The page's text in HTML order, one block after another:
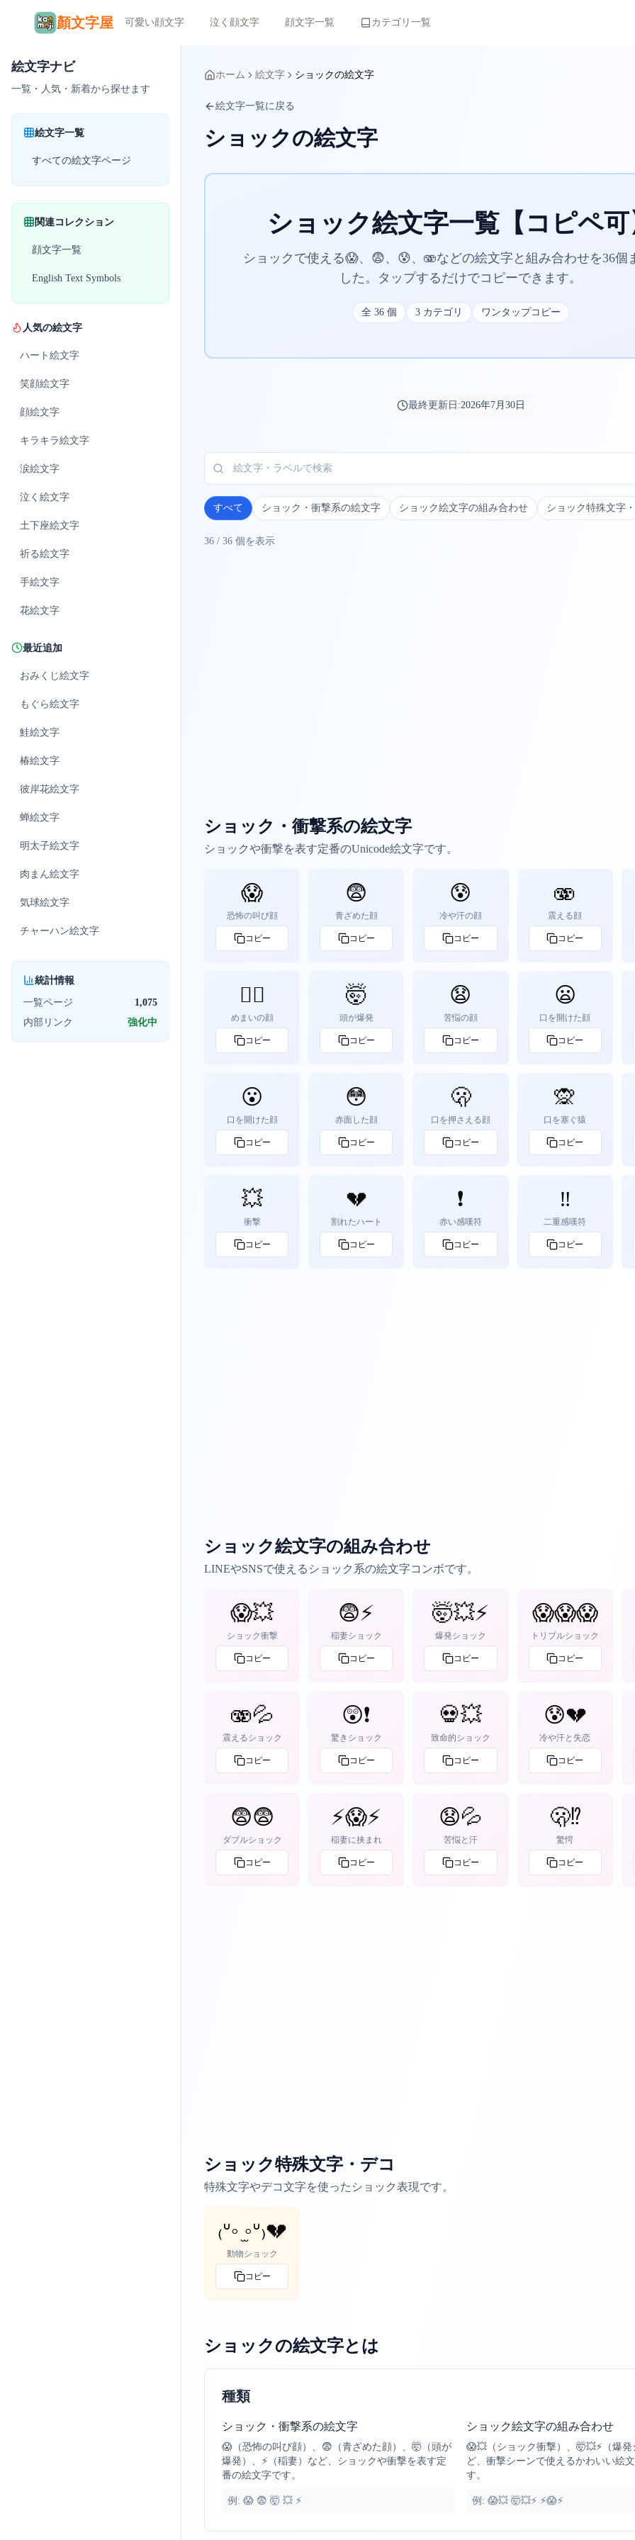
顏文字屋 可愛い顔文字 泣く顔文字 顔文字一覧 カテゴリ一覧
絵文字ナビ
一覧・人気・新着から探せます
絵文字一覧
すべての絵文字ページ
関連コレクション
顔文字一覧
English Text Symbols
人気の絵文字
ハート 絵文字
笑顔絵文字
顔絵文字
キラキラ絵文字
涙絵文字
泣く 絵文字
土下座絵文字
祈る絵文字
手絵文字
花絵文字
最近追加
おみくじ絵文字
もぐら絵文字
鮭絵文字
椿絵文字
彼岸花絵文字
蝉絵文字
明太子絵文字
肉まん絵文字
気球絵文字
チャーハン絵文字
統計情報
一覧ページ
1,075
内部リンク
強化中
ホーム 絵文字 ショックの絵文字
絵文字一覧に戻る
ショックの絵文字
ショック絵文字一覧【コピペ可
ショックで使える😱、😨、😰、🫨などの絵文字と組み合わせを36個
した。タップするだけでコピーできます。
全 36個 3カテゴリ ワンタップコピー
最終更新日:2026年7月30日
すべて ショック・衝撃系の絵文字 ショック絵文字の組み合わせ ショック特殊文字
36 / 36 個を表示
ショック・衝撃系の絵文字
ショックや衝撃を表す定番のUnicode絵文字です。
😱
恐怖の叫び顔
コピー
😨
青ざめた顔
コピー
😰
冷や汗の顔
コピー
🫨
震える顔
コピー
😵‍💫
めまいの顔
コピー
🤯
頭が爆発
コピー
😧
苦悩の顔
コピー
😦
口を開けた顔
コピー
😮
口を開けた顔
コピー
😳
赤面した顔
コピー
🫢
口を押さえる顔
コピー
🙊
口を塞ぐ猿
コピー
💥
衝撃
コピー
💔
割れたハート
コピー
❗
赤い感嘆符
コピー
‼️
二重感嘆符
コピー
ショック絵文字の組み合わせ
LINEやSNSで使えるショック系の絵文字コンボです。
😱💥
ショック衝撃
コピー
😨⚡
稲妻ショック
コピー
🤯💥⚡
爆発ショック
コピー
😱😱😱
トリプルショック
コピー
🫨💦
震えるショック
コピー
😲❗
驚きショック
コピー
💀💥
致命的ショック
コピー
😰💔
冷や汗と失恋
コピー
😨😨
ダブルショック
コピー
⚡😱⚡
稲妻に挟まれ
コピー
😧💦
苦悩と汗
コピー
🫢⁉️
驚愕
コピー
ショック特殊文字・デコ
特殊文字やデコ文字を使ったショック表現です。
₍ᐡ◦ ̫◦ᐡ₎💔
動物ショック
コピー
ショックの絵文字とは
種類
ショック・衝撃系の絵文字
😱（恐怖の叫び顔）、😨（青ざめた顔）、🤯（頭が
爆発）、⚡（稲妻）など、ショックや衝撃を表す定
番の絵文字です。
例: 😱 😨 🤯 💥 ⚡
ショック絵文字の組み合わせ
😱💥（ショック衝撃）、🤯💥⚡（爆
ど、衝撃シーンで使えるかわいい絵
す。
例: 😱💥 🤯💥⚡ ⚡😱⚡